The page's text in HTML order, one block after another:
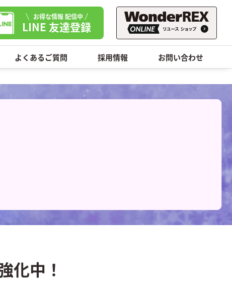
お得な情報 配信中
LINE 友達登録
よくあるご質問 採用情報 お問い合わせ
化中！